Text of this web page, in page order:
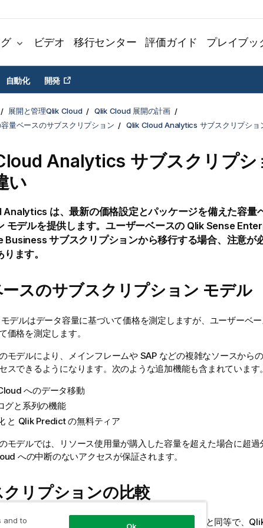
ビデオ 移行センター 評価ガイド プレイブッ
自動化 開発
展開と管理Qlik Cloud
Qlik Cloud 展開の計画
量ベースのサブスクリプション
Qlik Cloud Analytics サブスクリプショ
Analytics サブスクリプシ
い
Analytics は、最新の価格設定とパッケージを備えた容量
モデルを提供します。ユーザーベースの Qlik Sense
Businessサブスクリプションから移行する場合、注意が
ます。
スのサブスクリプション モデル
デルはデータ容量に基づいて価格を測定しますが、ユーザーベ
価格を測定します。
モデルにより、メインフレームや SAP などの複雑なソースから
スできるようになります。次のような追加機能も含まれています。
へのデータ移動
グと系列の機能
と Qlik Predictの無料ティア
モデルでは、リソース使用量が購入した容量を超えた場合に超過
への中断のないアクセスが保証されます。
リプションの比較
Premium Qlik Sense Enterprise SaaS と同等で、
and to